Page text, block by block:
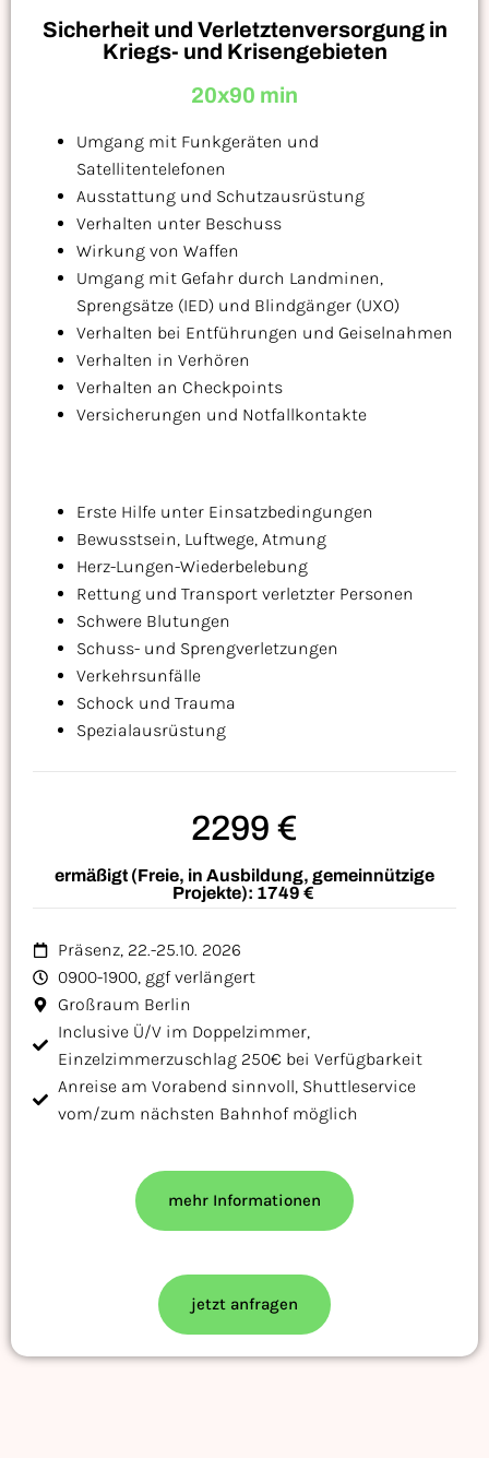
Sicherheit und Verletztenversorgung in
Kriegs- und Krisengebieten
20x90 min
Umgang mit Funkgeräten und
Satellitentelefonen
Ausstattung und Schutzausrüstung
Verhalten unter Beschuss
Wirkung von Waffen
Umgang mit Gefahr durch Landminen,
Sprengsätze (IED) und Blindgänger (UXO)
Verhalten bei Entführungen und Geiselnahmen
Verhalten in Verhören
Verhalten an Checkpoints
Versicherungen und Notfallkontakte
Erste Hilfe unter Einsatzbedingungen
Bewusstsein, Luftwege, Atmung
Herz-Lungen-Wiederbelebung
Rettung und Transport verletzter Personen
Schwere Blutungen
Schuss- und Sprengverletzungen
Verkehrsunfälle
Schock und Trauma
Spezialausrüstung
2299 €
ermäßigt (Freie, in Ausbildung, gemeinnützige
Projekte): 1749 €
Präsenz, 22.-25.10. 2026
0900-1900, ggf verlängert
Großraum Berlin
Inclusive Ü/V im Doppelzimmer,
Einzelzimmerzuschlag 250€ bei Verfügbarkeit
Anreise am Vorabend sinnvoll, Shuttleservice
vom/zum nächsten Bahnhof möglich
mehr Informationen
jetzt anfragen